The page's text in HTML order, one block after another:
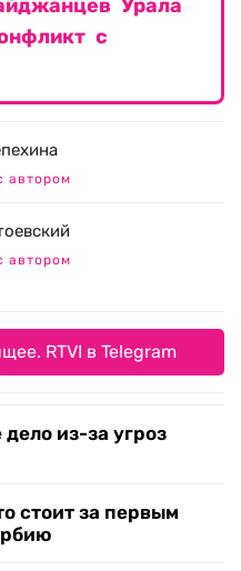
Урала
с
автором
автором
RTVI в Telegram
из-за угроз
стоит за первым